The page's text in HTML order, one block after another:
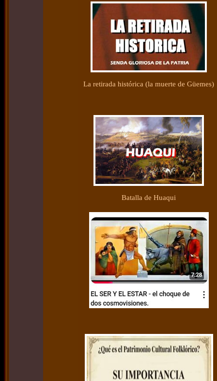
La retirada histórica (la muerte de Güemes)
Batalla de Huaqui